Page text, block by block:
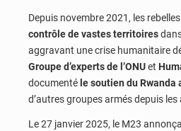
Depuis novembre 2021, les
contrôle de vastes territoires
aggravant une crise humanitaire
Groupe d’experts de l’ONUet
documenté le soutien du Rwanda
d’autres groupes armés depuis les
Le 27 janvier 2025, le M23